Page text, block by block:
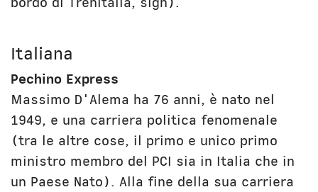
Italiana
Pechino Express
Massimo D'Alema ha 76 anni, è nato nel
1949, e una carriera politica fenomenale
(tra le altre cose, il primo e unico primo
ministro membro del PCI sia in Italia che in
un Paese Nato). Alla fine della sua carriera